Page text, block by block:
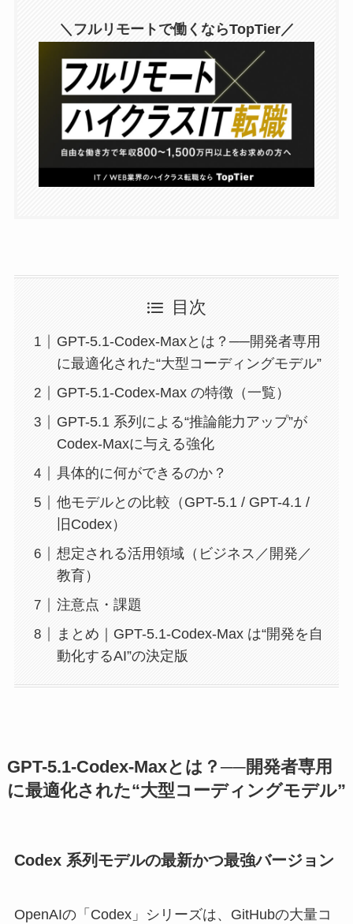
＼フルリモートで働くならTopTier／
目次
GPT-5.1-Codex-Maxとは？──開発者専用
に最適化された“大型コーディングモデル”
GPT-5.1-Codex-Max の特徴（一覧）
GPT-5.1 系列による“推論能力アップ”が
Codex-Maxに与える強化
具体的に何ができるのか？
他モデルとの比較（GPT-5.1 / GPT-4.1 /
旧Codex）
想定される活用領域（ビジネス／開発／
教育）
注意点・課題
まとめ｜GPT-5.1-Codex-Max は“開発を自
動化するAI”の決定版
GPT-5.1-Codex-Maxとは？──開発者専用
に最適化された“大型コーディングモデル”
Codex 系列モデルの最新かつ最強バージョン
OpenAIの「Codex」シリーズは、GitHubの大量コ